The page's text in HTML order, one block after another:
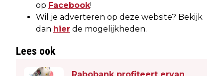
op Facebook!
Wil je adverteren op deze website? Bekijk
dan hier de mogelijkheden.
Lees ook